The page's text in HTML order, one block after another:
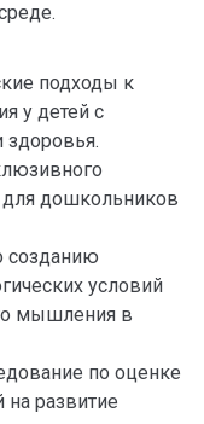
подходы к
у детей с
для дошкольников
созданию
условий
мышления в
по оценке
развитие